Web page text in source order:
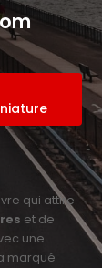
qui attire
et de
une
marqué